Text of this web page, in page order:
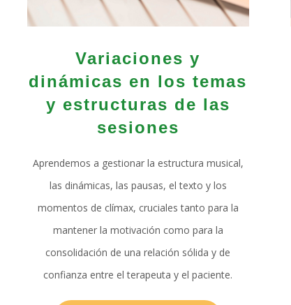
Variaciones y
dinámicas en los temas
y estructuras de las
sesiones
Aprendemos a gestionar la estructura musical,
las dinámicas, las pausas, el texto y los
momentos de clímax, cruciales tanto para la
mantener la motivación como para la
consolidación de una relación sólida y de
confianza entre el terapeuta y el paciente.